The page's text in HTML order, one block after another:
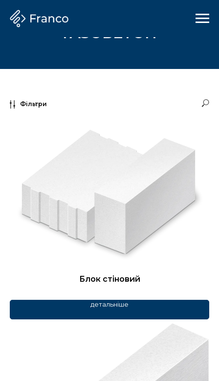
ГАЗОБЕТОН
Фільтри
Блок стіновий
детальніше